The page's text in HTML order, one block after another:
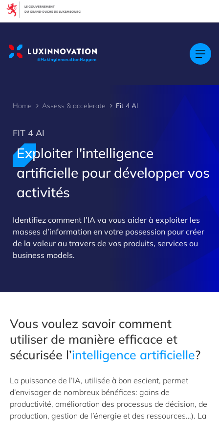
Home Assess & accelerate Fit 4 AI
FIT 4 AI
Exploiter l'intelligence
artificielle pour développer vos
activités
Identifiez comment l’IA va vous aider à exploiter les
masses d’information en votre possession pour créer
de la valeur au travers de vos produits, services ou
business models.
Vous voulez savoir comment
utiliser de manière efficace et
sécurisée l’intelligence artificielle?
La puissance de l’IA, utilisée à bon escient, permet
d’envisager de nombreux bénéfices: gains de
productivité, amélioration des processus de décision, de
production, gestion de l’énergie et des ressources…). La
Cookies management panel